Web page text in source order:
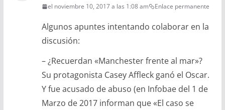
el noviembre 10, 2017 a las 1:08 am Enlace permanente
Algunos apuntes intentando colaborar en la
discusión:
– ¿Recuerdan «Manchester frente al mar»?
Su protagonista Casey Affleck ganó el Oscar.
Y fue acusado de abuso (en Infobae del 1 de
Marzo de 2017 informan que «El caso se